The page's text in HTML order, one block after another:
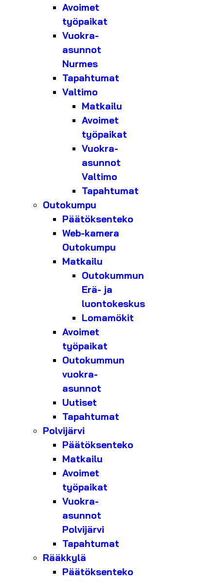
Avoimet
työpaikat
Vuokra-
asunnot
Nurmes
Tapahtumat
Valtimo
Matkailu
Avoimet
työpaikat
Vuokra-
asunnot
Valtimo
Tapahtumat
Outokumpu
Päätöksenteko
Web-kamera
Outokumpu
Matkailu
Outokummun
Erä- ja
luontokeskus
Lomamökit
Avoimet
työpaikat
Outokummun
vuokra-
asunnot
Uutiset
Tapahtumat
Polvijärvi
Päätöksenteko
Matkailu
Avoimet
työpaikat
Vuokra-
asunnot
Polvijärvi
Tapahtumat
Rääkkylä
Päätöksenteko